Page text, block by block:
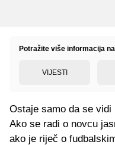
Potražite više informacija
VIJESTI
Ostaje samo da se
Ako se radi o novcu
ako je riječ o